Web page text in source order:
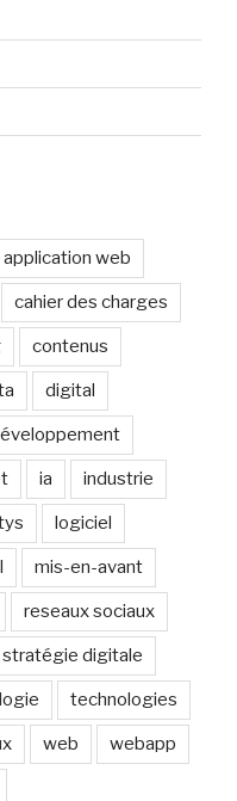
application web
cahier des charges
contenus
digital
ia industrie
logiciel
mis-en-avant
reseaux sociaux
stratégie digitale
technologies
web webapp